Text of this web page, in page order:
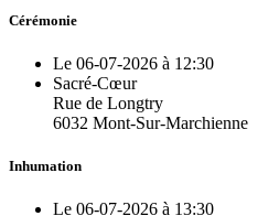
Cérémonie
Le 06-07-2026 à 12:30
Sacré-Cœur
Rue de Longtry
6032 Mont-Sur-Marchienne
Inhumation
Le 06-07-2026 à 13:30